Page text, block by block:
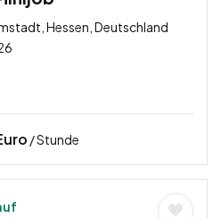
Hessen, Deutschland
/ Stunde